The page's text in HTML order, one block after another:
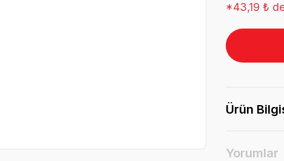
*43,19 ₺
Ürün
Yorumlar